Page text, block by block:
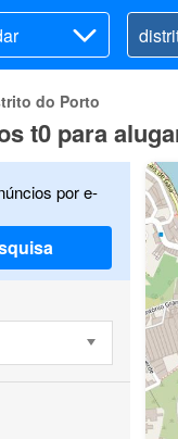
do Porto
t0 para
por e-